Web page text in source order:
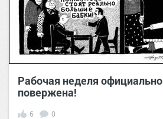
Рабочая неделя официально
повержена!
6 0